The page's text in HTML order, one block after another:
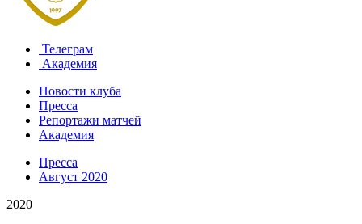
Телеграм
Академия
Новости клуба
Пресса
Репортажи матчей
Академия
Пресса
Август 2020
2020